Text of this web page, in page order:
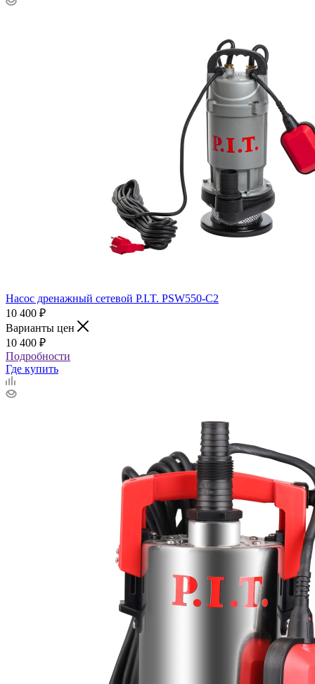
Насос дренажный сетевой P.I.T. PSW550-C2
10 400 ₽
Варианты цен
10 400 ₽
Подробности
Где купить